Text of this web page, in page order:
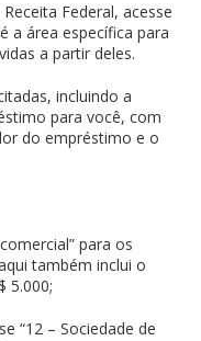
Federal, acesse
a área específica para
a partir deles.
incluindo a
para você, com
do empréstimo e o
para os
também inclui o
5.000;
“12 – Sociedade de